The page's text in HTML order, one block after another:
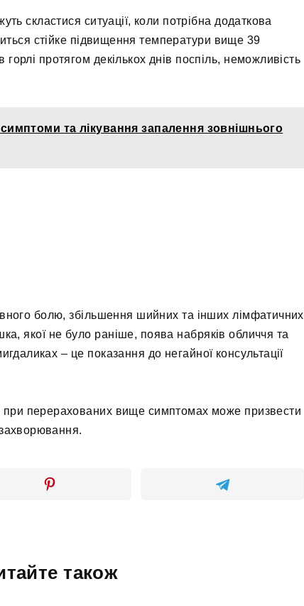
скластися ситуації, коли потрібна додаткова
стійке підвищення температури вище 39
протягом декількох днів поспіль, неможливість
та лікування запалення зовнішнього
болю, збільшення шийних та інших лімфатичних
якої не було раніше, поява набряків обличчя та
– це показання до негайної консультації
при перерахованих вище симптомах може призвести
також